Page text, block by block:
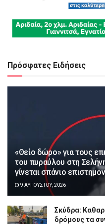
Πρόσφατες Ειδήσεις
«Θείο δώρο» για τους
του πυραύλου στη
γίνεται σπάνιο
9 ΑΥΓΟΎΣΤΟΥ, 2026
Σκύδρα:
δρόμους τα